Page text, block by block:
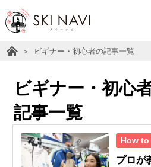
ビギナー・初心者の記事一覧
ビギナー・初心
記事一覧
How to
プロが